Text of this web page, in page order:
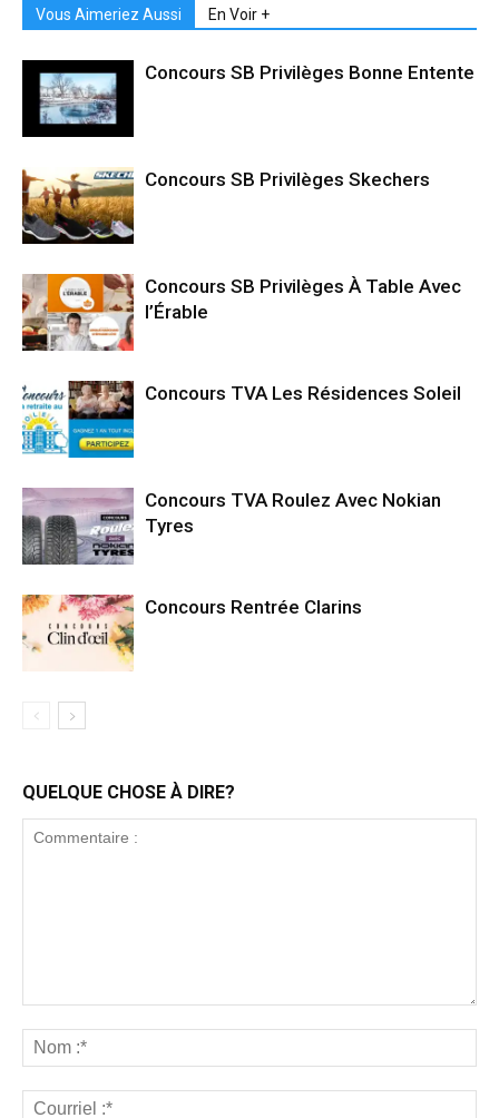
Vous Aimeriez Aussi En Voir +
Concours SB Privilèges Bonne Entente
Concours SB Privilèges Skechers
Concours SB Privilèges À Table Avec
l’Érable
Concours TVA Les Résidences Soleil
Concours TVA Roulez Avec Nokian
Tyres
Concours Rentrée Clarins
QUELQUE CHOSE À DIRE?